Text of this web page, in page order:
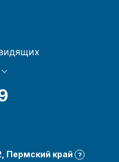
Пермский край ?